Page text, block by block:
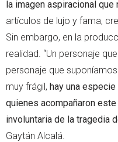
la imagen aspiracional
artículos de lujo y fama,
Sin embargo, en la
realidad. “Un personaje
personaje que
muy frágil, hay una
quienes acompañaron
involuntaria de la tragedia
Gaytán Alcalá.